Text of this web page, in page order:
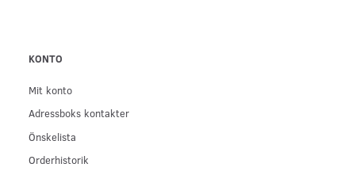
KONTO
Mit konto
Adressboks kontakter
Önskelista
Orderhistorik